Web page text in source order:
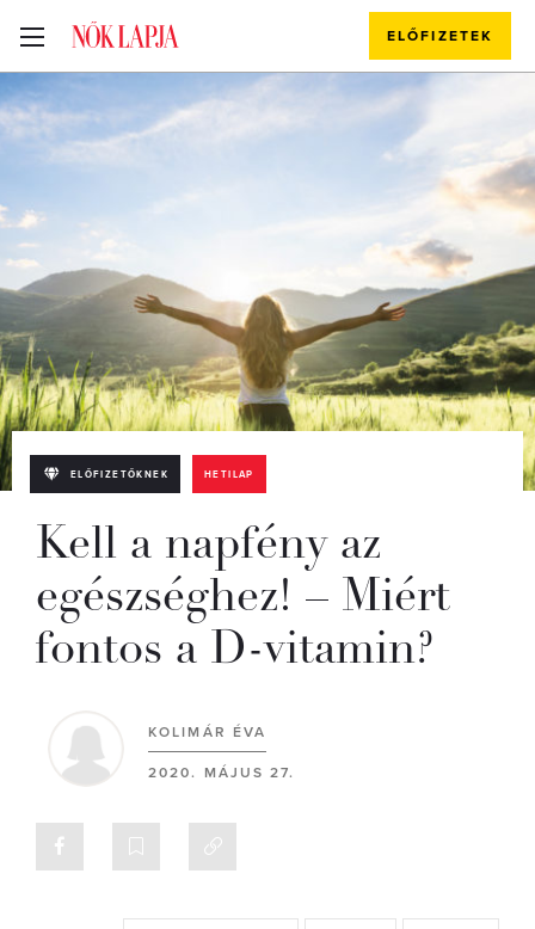
ELŐFIZETEK
ELŐFIZETŐKNEK HETILAP
Kell a napfény az
egészséghez! – Miért
fontos a D-vitamin?
KOLIMÁR ÉVA
2020. MÁJUS 27.